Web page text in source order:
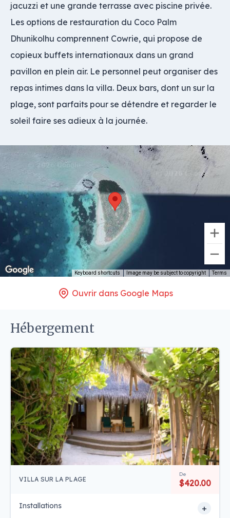
jacuzzi et une grande terrasse avec piscine privée.
Les options de restauration du Coco Palm
Dhunikolhu comprennent Cowrie, qui propose de
copieux buffets internationaux dans un grand
pavillon en plein air. Le personnel peut organiser des
repas intimes dans la villa. Deux bars, dont un sur la
plage, sont parfaits pour se détendre et regarder le
soleil faire ses adieux à la journée.
Keyboard shortcuts Image may be subject to copyright Terms
Ouvrir dans Google Maps
Hébergement
VILLA SUR LA PLAGE
De
$420.00
Installations +